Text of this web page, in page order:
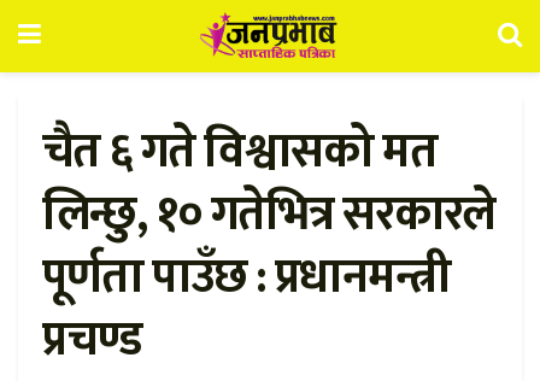
चैत ६ गते विश्वासको मत
लिन्छु, १० गतेभित्र सरकारले
पूर्णता पाउँछ : प्रधानमन्त्री
प्रचण्ड